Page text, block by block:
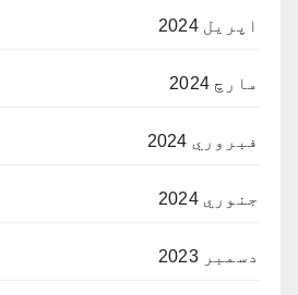
اپریل 2024
مارچ 2024
فبروري 2024
جنوري 2024
دسمبر 2023